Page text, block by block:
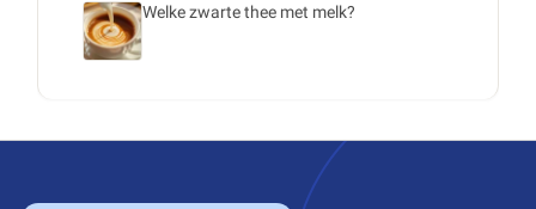
Welke zwarte thee met melk?